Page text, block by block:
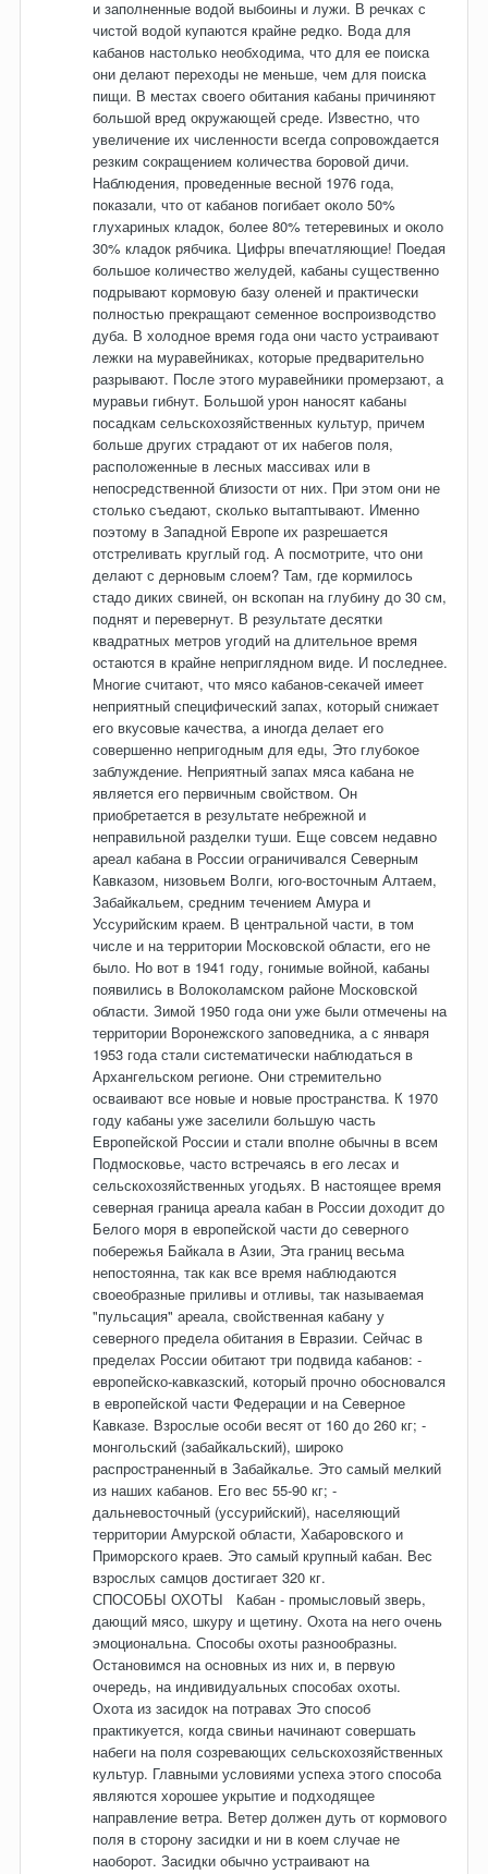
и заполненные водой выбоины и лужи. В речках с
чистой водой купаются крайне редко. Вода для
кабанов настолько необходима, что для ее поиска
они делают переходы не меньше, чем для поиска
пищи. В местах своего обитания кабаны причиняют
большой вред окружающей среде. Известно, что
увеличение их численности всегда сопровождается
резким сокращением количества боровой дичи.
Наблюдения, проведенные весной 1976 года,
показали, что от кабанов погибает около 50%
глухариных кладок, более 80% тетеревиных и около
30% кладок рябчика. Цифры впечатляющие! Поедая
большое количество желудей, кабаны существенно
подрывают кормовую базу оленей и практически
полностью прекращают семенное воспроизводство
дуба. В холодное время года они часто устраивают
лежки на муравейниках, которые предварительно
разрывают. После этого муравейники промерзают, а
муравьи гибнут. Большой урон наносят кабаны
посадкам сельскохозяйственных культур, причем
больше других страдают от их набегов поля,
расположенные в лесных массивах или в
непосредственной близости от них. При этом они не
столько съедают, сколько вытаптывают. Именно
поэтому в Западной Европе их разрешается
отстреливать круглый год. А посмотрите, что они
делают с дерновым слоем? Там, где кормилось
стадо диких свиней, он вскопан на глубину до 30 см,
поднят и перевернут. В результате десятки
квадратных метров угодий на длительное время
остаются в крайне неприглядном виде. И последнее.
Многие считают, что мясо кабанов-секачей имеет
неприятный специфический запах, который снижает
его вкусовые качества, а иногда делает его
совершенно непригодным для еды, Это глубокое
заблуждение. Неприятный запах мяса кабана не
является его первичным свойством. Он
приобретается в результате небрежной и
неправильной разделки туши. Еще совсем недавно
ареал кабана в России ограничивался Северным
Кавказом, низовьем Волги, юго-восточным Алтаем,
Забайкальем, средним течением Амура и
Уссурийским краем. В центральной части, в том
числе и на территории Московской области, его не
было. Но вот в 1941 году, гонимые войной, кабаны
появились в Волоколамском районе Московской
области. Зимой 1950 года они уже были отмечены на
территории Воронежского заповедника, а с января
1953 года стали систематически наблюдаться в
Архангельском регионе. Они стремительно
осваивают все новые и новые пространства. К 1970
году кабаны уже заселили большую часть
Европейской России и стали вполне обычны в всем
Подмосковье, часто встречаясь в его лесах и
сельскохозяйственных угодьях. В настоящее время
северная граница ареала кабан в России доходит до
Белого моря в европейской части до северного
побережья Байкала в Азии, Эта границ весьма
непостоянна, так как все время наблюдаются
своеобразные приливы и отливы, так называемая
"пульсация" ареала, свойственная кабану у
северного предела обитания в Евразии. Сейчас в
пределах России обитают три подвида кабанов: -
европейско-кавказский, который прочно обосновался
в европейской части Федерации и на Северное
Кавказе. Взрослые особи весят от 160 до 260 кг; -
монгольский (забайкальский), широко
распространенный в Забайкалье. Это самый мелкий
из наших кабанов. Его вес 55-90 кг; -
дальневосточный (уссурийский), населяющий
территории Амурской области, Хабаровского и
Приморского краев. Это самый крупный кабан. Вес
взрослых самцов достигает 320 кг.
СПОСОБЫ ОХОТЫ Кабан - промысловый зверь,
дающий мясо, шкуру и щетину. Охота на него очень
эмоциональна. Способы охоты разнообразны.
Остановимся на основных из них и, в первую
очередь, на индивидуальных способах охоты.
Охота из засидок на потравах Это способ
практикуется, когда свиньи начинают совершать
набеги на поля созревающих сельскохозяйственных
культур. Главными условиями успеха этого способа
являются хорошее укрытие и подходящее
направление ветра. Ветер должен дуть от кормового
поля в сторону засидки и ни в коем случае не
наоборот. Засидки обычно устраивают на